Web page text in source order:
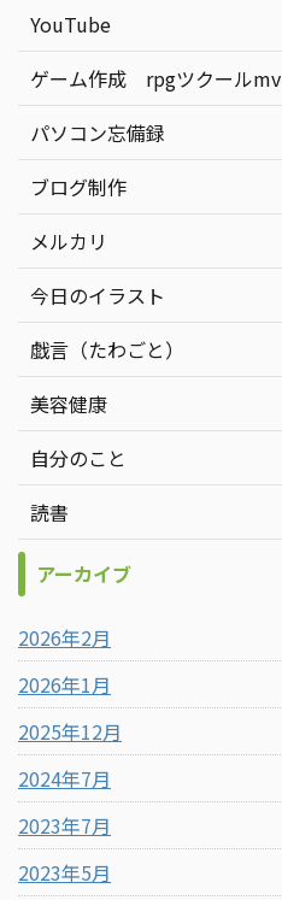
YouTube
ゲーム作成 rpgツクールmv
パソコン忘備録
ブログ制作
メルカリ
今日のイラスト
戯言（たわごと）
美容健康
自分のこと
読書
アーカイブ
2026年2月
2026年1月
2025年12月
2024年7月
2023年7月
2023年5月